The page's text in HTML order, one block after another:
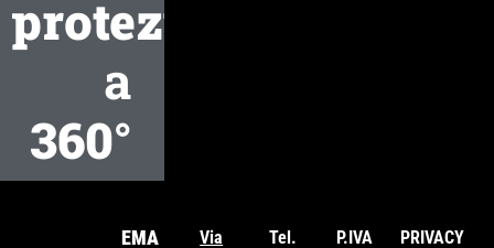
protezione
a
360°
EMA
Via
Tel.
P.IVA
PRIVACY